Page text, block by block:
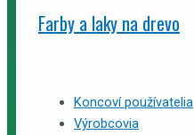
Farby a laky na drevo
Koncoví používatelia
Výrobcovia